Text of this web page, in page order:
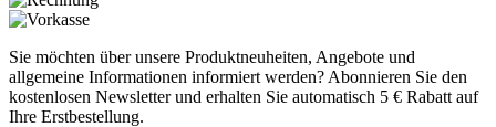
Sie möchten über unsere Produktneuheiten, Angebote und
allgemeine Informationen informiert werden? Abonnieren Sie den
kostenlosen Newsletter und erhalten Sie automatisch 5 € Rabatt auf
Ihre Erstbestellung.